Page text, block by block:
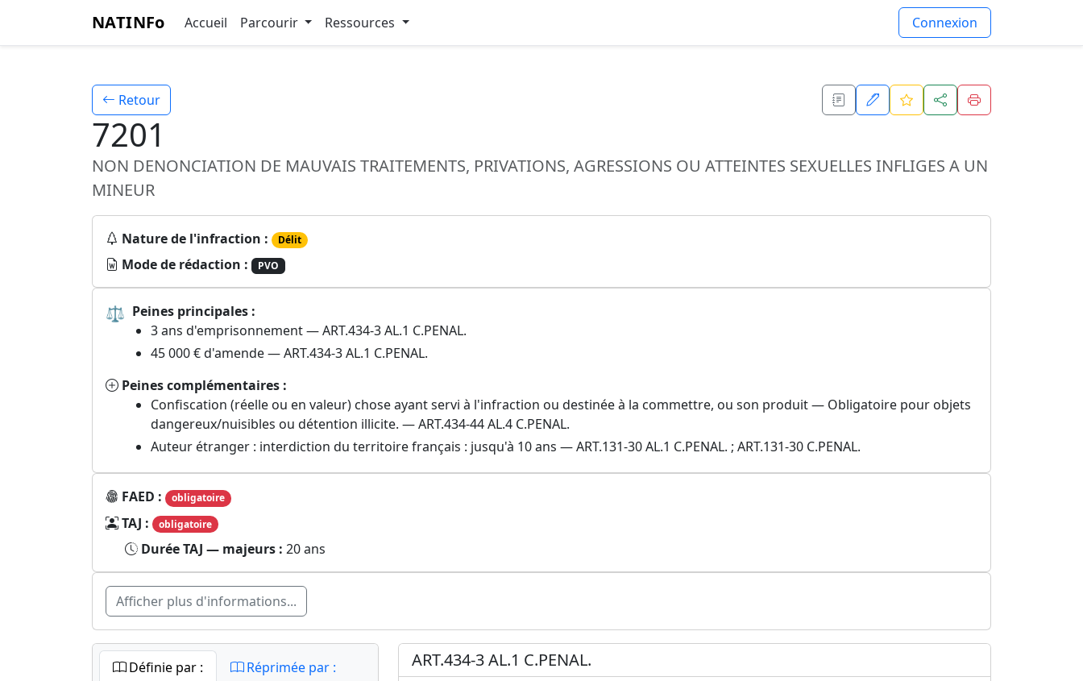
NATINFo Accueil Parcourir Ressources Connexion
Retour
7201
NON DENONCIATION DE MAUVAIS TRAITEMENTS, PRIVATIONS, AGRESSIONS OU ATTEINTES SEXUELLES INFLIGES A UN
MINEUR
Nature de l'infraction : Délit
Mode de rédaction : PVO
⚖ Peines principales :
3 ans d'emprisonnement — ART.434-3 AL.1 C.PENAL.
45 000 € d'amende — ART.434-3 AL.1 C.PENAL.
Peines complémentaires :
Confiscation (réelle ou en valeur) chose ayant servi à l'infraction ou destinée à la commettre, ou son produit — Obligatoire pour objets
dangereux/nuisibles ou détention illicite. — ART.434-44 AL.4 C.PENAL.
Auteur étranger : interdiction du territoire français : jusqu'à 10 ans — ART.131-30 AL.1 C.PENAL. ; ART.131-30 C.PENAL.
FAED : obligatoire
TAJ : obligatoire
Durée TAJ — majeurs : 20 ans
Afficher plus d'informations...
Définie par : Réprimée par : ART.434-3 AL.1 C.PENAL.